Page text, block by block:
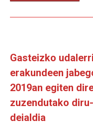
Gasteizko
erakundeen
2019an egiten
zuzendutako
deialdia